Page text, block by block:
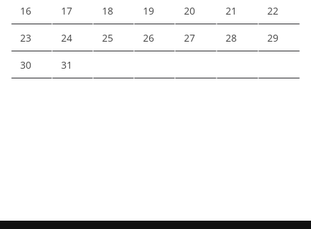
16 17 18 19 20 21 22
23 24 25 26 27 28 29
30 31